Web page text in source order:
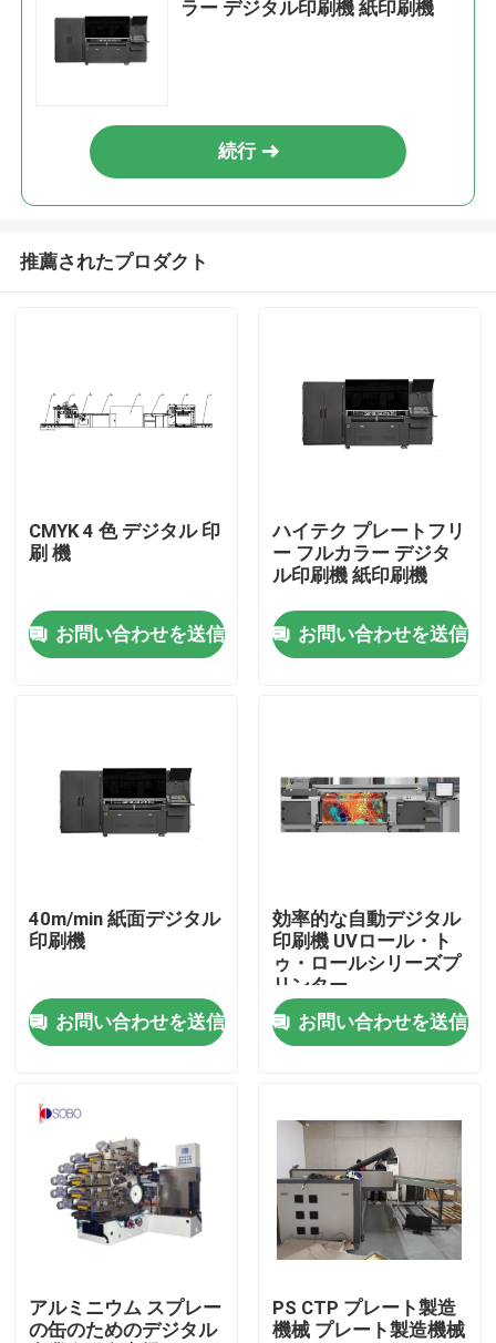
プロダクト
ビデオ
私たちに関しては
品質管理
引用を要求しなさい
機械を作る自動缶
機械を作るエーロゾルの缶
ラー デジタル印刷機 紙印刷機
続行
推薦されたプロダクト
CMYK 4 色 デジタル 印
刷 機
お問い合わせを送信
ハイテク プレートフリ
ー フルカラー デジタ
ル印刷機 紙印刷機
お問い合わせを送信
40m/min 紙面デジタル
印刷機
お問い合わせを送信
効率的な自動デジタル
印刷機 UVロール・ト
ゥ・ロールシリーズプ
リンター
お問い合わせを送信
アルミニウム スプレー
の缶のためのデジタル
PS CTP プレート製造
機械 プレート製造機械